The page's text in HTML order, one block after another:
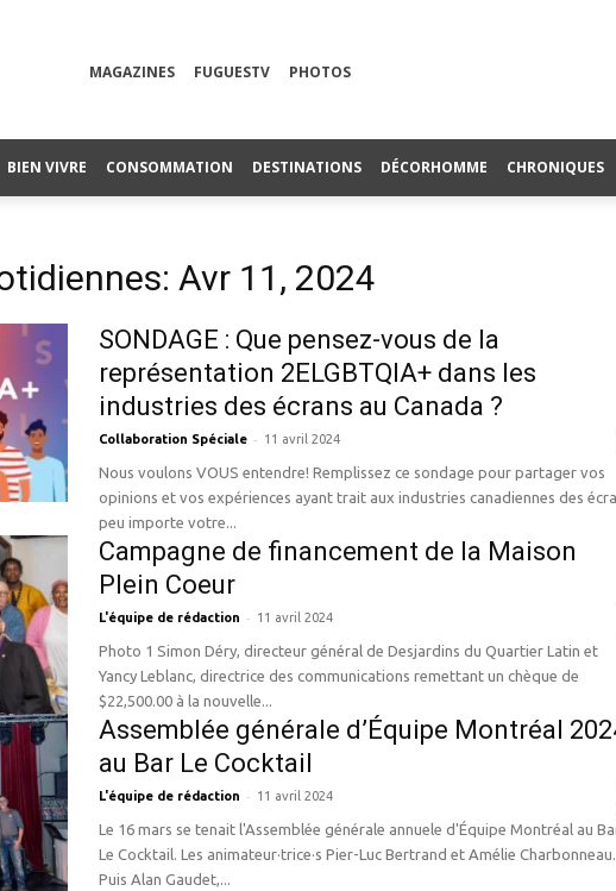
MAGAZINES FUGUESTV PHOTOS
BIEN VIVRE CONSOMMATION DESTINATIONS DÉCORHOMME CHRONIQUES
Avr 11, 2024
SONDAGE : Que pensez-vous de la
représentation 2ELGBTQIA+ dans les
industries des écrans au Canada ?
Collaboration Spéciale - 11 avril 2024
Nous voulons VOUS entendre! Remplissez ce sondage pour partager vos
opinions et vos expériences ayant trait aux industries canadiennes des
peu importe votre...
Campagne de financement de la Maison
Plein Coeur
L'équipe de rédaction - 11 avril 2024
Photo 1 Simon Déry, directeur général de Desjardins du Quartier Latin et
Yancy Leblanc, directrice des communications remettant un chèque de
$22,500.00 à la nouvelle...
Assemblée générale d’Équipe Montréal
au Bar Le Cocktail
L'équipe de rédaction - 11 avril 2024
Le 16 mars se tenait l'Assemblée générale annuele d'Équipe Montréal au
Le Cocktail. Les animateur·trice·s Pier-Luc Bertrand et Amélie Charbonneau.
Puis Alan Gaudet,...